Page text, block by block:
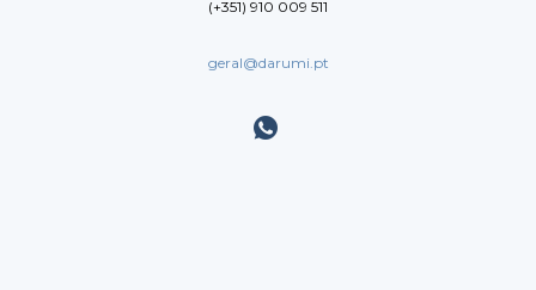
(+351) 910 009 511
geral@darumi.pt